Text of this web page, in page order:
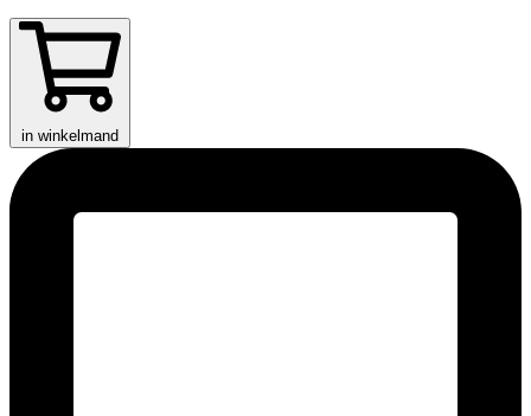
in winkelmand